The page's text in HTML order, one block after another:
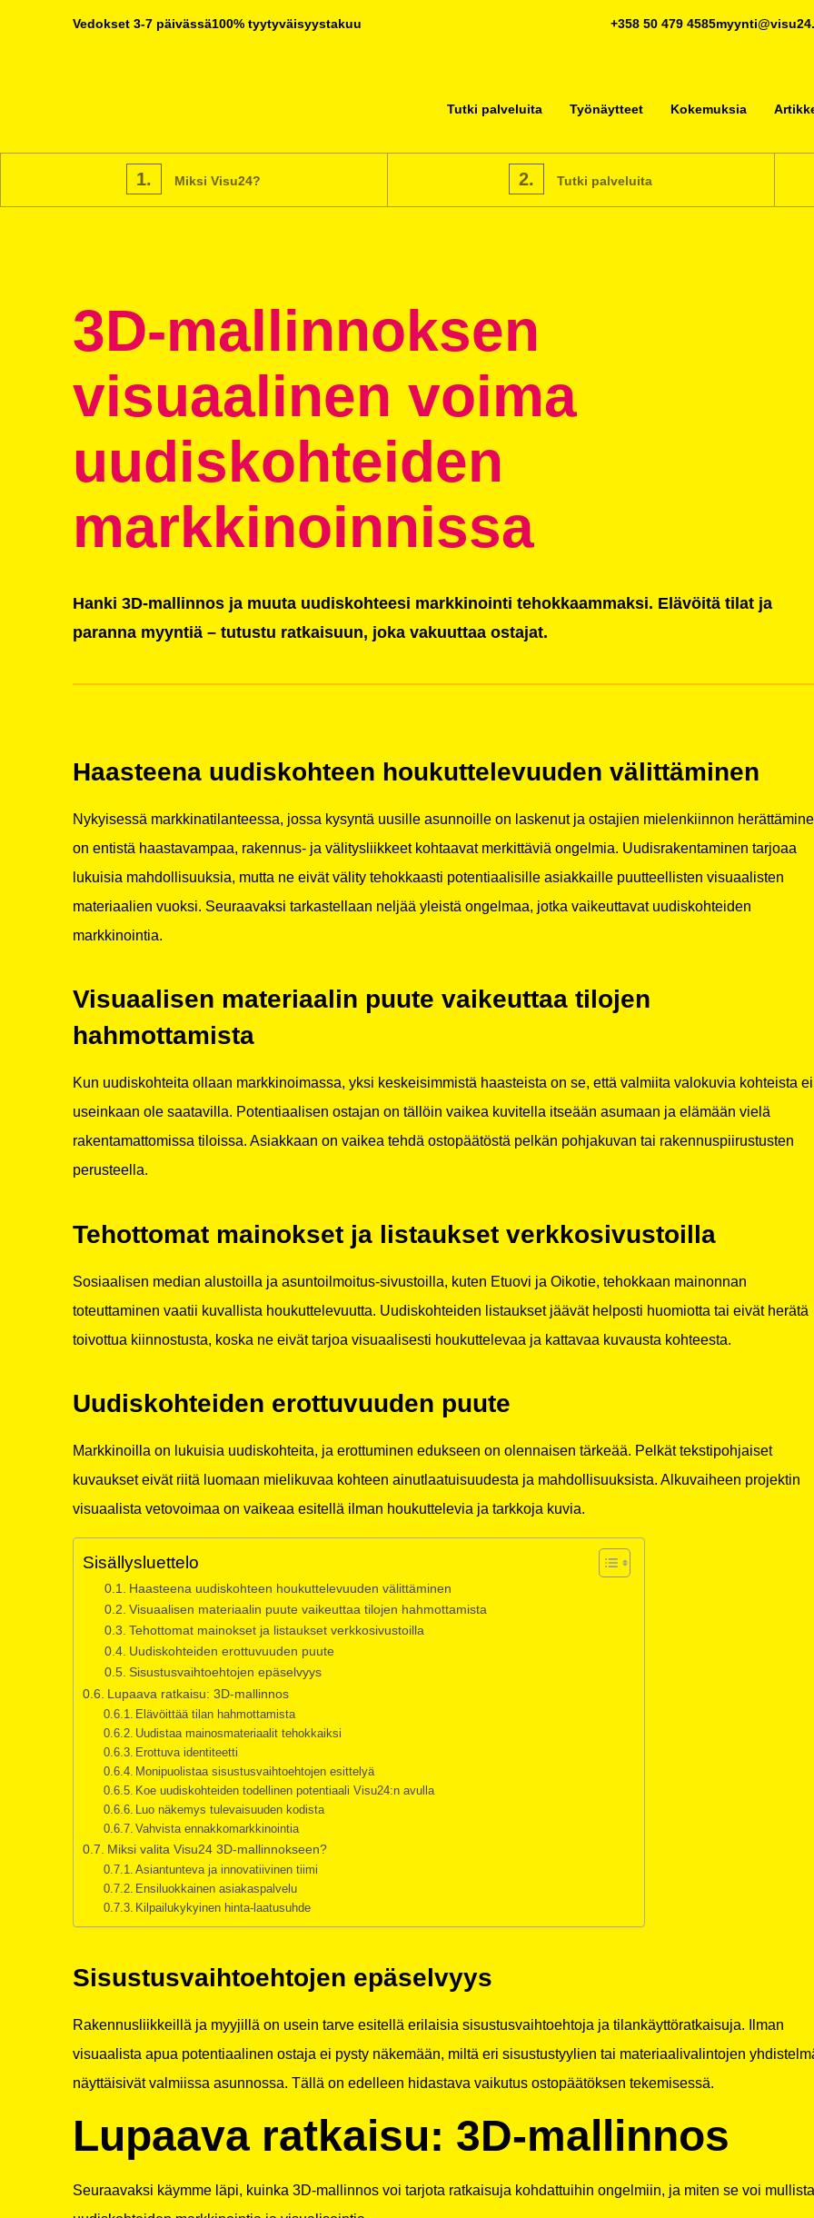
Vedokset 3-7 päivässä100% tyytyväisyystakuu +358 50 479 4585
Tutki palveluita Työnäytteet Kokemuksia
1. Miksi Visu24? 2. Tutki palveluita
3D-mallinnoksen
visuaalinen voima
uudiskohteiden
markkinoinnissa
Hanki 3D-mallinnos ja muuta uudiskohteesi markkinointi tehokkaammaksi. Elävöitä tilat ja
paranna myyntiä – tutustu ratkaisuun, joka vakuuttaa ostajat.
Haasteena uudiskohteen houkuttelevuuden välittäminen
Nykyisessä markkinatilanteessa, jossa kysyntä uusille asunnoille on laskenut ja ostajien mielenkiinnon
on entistä haastavampaa, rakennus- ja välitysliikkeet kohtaavat merkittäviä ongelmia. Uudisrakentaminen tarjoaa
lukuisia mahdollisuuksia, mutta ne eivät välity tehokkaasti potentiaalisille asiakkaille puutteellisten visuaalisten
materiaalien vuoksi. Seuraavaksi tarkastellaan neljää yleistä ongelmaa, jotka vaikeuttavat uudiskohteiden
markkinointia.
Visuaalisen materiaalin puute vaikeuttaa tilojen
hahmottamista
Kun uudiskohteita ollaan markkinoimassa, yksi keskeisimmistä haasteista on se, että valmiita valokuvia kohteista ei
useinkaan ole saatavilla. Potentiaalisen ostajan on tällöin vaikea kuvitella itseään asumaan ja elämään vielä
rakentamattomissa tiloissa. Asiakkaan on vaikea tehdä ostopäätöstä pelkän pohjakuvan tai rakennuspiirustusten
perusteella.
Tehottomat mainokset ja listaukset verkkosivustoilla
Sosiaalisen median alustoilla ja asuntoilmoitus-sivustoilla, kuten Etuovi ja Oikotie, tehokkaan mainonnan
toteuttaminen vaatii kuvallista houkuttelevuutta. Uudiskohteiden listaukset jäävät helposti huomiotta tai eivät herätä
toivottua kiinnostusta, koska ne eivät tarjoa visuaalisesti houkuttelevaa ja kattavaa kuvausta kohteesta.
Uudiskohteiden erottuvuuden puute
Markkinoilla on lukuisia uudiskohteita, ja erottuminen edukseen on olennaisen tärkeää. Pelkät tekstipohjaiset
kuvaukset eivät riitä luomaan mielikuvaa kohteen ainutlaatuisuudesta ja mahdollisuuksista. Alkuvaiheen projektin
visuaalista vetovoimaa on vaikeaa esitellä ilman houkuttelevia ja tarkkoja kuvia.
Sisällysluettelo
Haasteena uudiskohteen houkuttelevuuden välittäminen
Visuaalisen materiaalin puute vaikeuttaa tilojen hahmottamista
Tehottomat mainokset ja listaukset verkkosivustoilla
Uudiskohteiden erottuvuuden puute
Sisustusvaihtoehtojen epäselvyys
Lupaava ratkaisu: 3D-mallinnos
Elävöittää tilan hahmottamista
Uudistaa mainosmateriaalit tehokkaiksi
Erottuva identiteetti
Monipuolistaa sisustusvaihtoehtojen esittelyä
Koe uudiskohteiden todellinen potentiaali Visu24:n avulla
Luo näkemys tulevaisuuden kodista
Vahvista ennakkomarkkinointia
Miksi valita Visu24 3D-mallinnokseen?
Asiantunteva ja innovatiivinen tiimi
Ensiluokkainen asiakaspalvelu
Kilpailukykyinen hinta-laatusuhde
Sisustusvaihtoehtojen epäselvyys
Rakennusliikkeillä ja myyjillä on usein tarve esitellä erilaisia sisustusvaihtoehtoja ja tilankäyttöratkaisuja. Ilman
visuaalista apua potentiaalinen ostaja ei pysty näkemään, miltä eri sisustustyylien tai materiaalivalintojen
näyttäisivät valmiissa asunnossa. Tällä on edelleen hidastava vaikutus ostopäätöksen tekemisessä.
Lupaava ratkaisu: 3D-mallinnos
Seuraavaksi käymme läpi, kuinka 3D-mallinnos voi tarjota ratkaisuja kohdattuihin ongelmiin, ja miten se voi